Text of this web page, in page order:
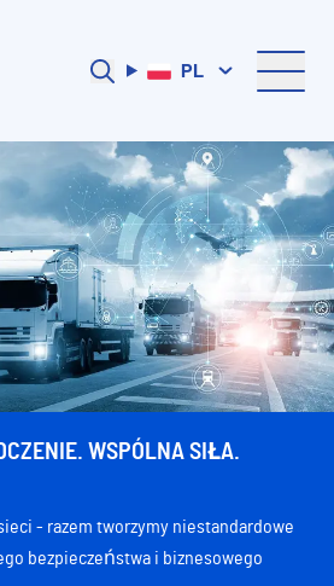
PL
WSPÓLNA SIŁA.
- razem tworzymy niestandardowe
bezpieczeństwa i biznesowego